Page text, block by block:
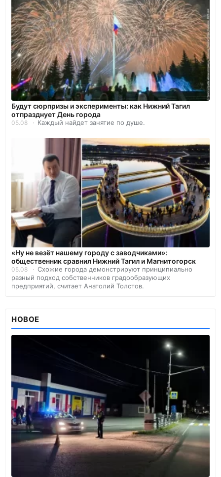
Будут сюрпризы и эксперименты: как Нижний Тагил
отпразднует День города
05.08 Каждый найдет занятие по душе.
«Ну не везёт нашему городу с заводчиками»:
общественник сравнил Нижний Тагил и Магнитогорск
05.08
Схожие города демонстрируют принципиально
разный подход собственников градообразующих
предприятий, считает Анатолий Толстов.
НОВОЕ